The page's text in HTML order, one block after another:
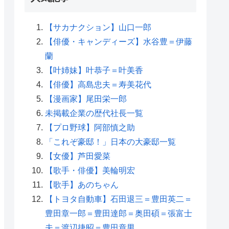
【サカナクション】山口一郎
【俳優・キャンディーズ】水谷豊＝伊藤
蘭
【叶姉妹】叶恭子＝叶美香
【俳優】高島忠夫＝寿美花代
【漫画家】尾田栄一郎
未掲載企業の歴代社長一覧
【プロ野球】阿部慎之助
「これぞ豪邸！」日本の大豪邸一覧
【女優】芦田愛菜
【歌手・俳優】美輪明宏
【歌手】あのちゃん
【トヨタ自動車】石田退三＝豊田英二＝
豊田章一郎＝豊田達郎＝奥田碩＝張富士